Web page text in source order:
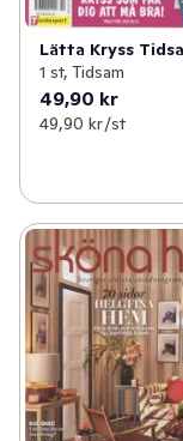
Lätta Kryss
1 st, Tidsam
49,90 kr
49,90 kr /st